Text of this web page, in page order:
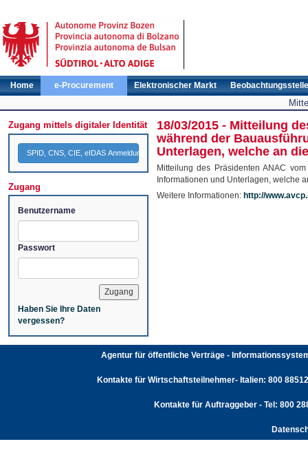
Home e-Procurement Elektronischer Markt Beobachtungsstelle
Zugang mittels digitaler Identität
SPID, CNS, CIE, eIDAS Anmeldung
Zugang
Benutzername
Passwort
Haben Sie Ihre Daten
vergessen?
18/03/2015 - Mitteilung
während der
Unterlagen, welche an
Mitteilung des Präsidenten ANAC
Informationen und Unterlagen, welche
Weitere Informationen: http://
Agentur für öffentliche Verträge -
Kontakte für Wirtschaftsteilnehmer- Italien: 800
Kontakte für Auftraggeber - Tel: 800